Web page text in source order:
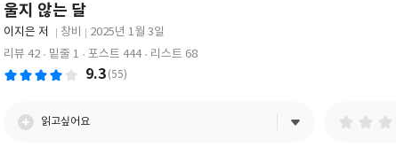
울지 않는 달
글
쓴
이지은 저
출
판
사
창비
출
일
2025년 1월 3일
리뷰 42
밑줄 1 포스트 444 리스트 68
9.3 (55)
읽고싶어요